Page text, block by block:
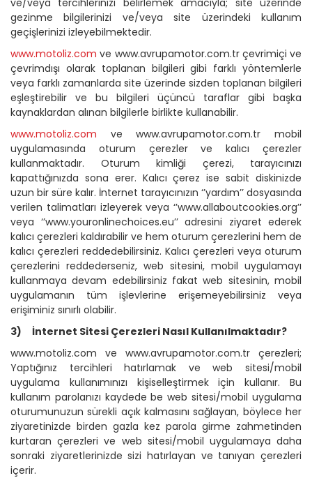
ve/veya tercihlerinizi belirlemek amacıyla; site üzerinde
gezinme bilgilerinizi ve/veya site üzerindeki kullanım
geçişlerinizi izleyebilmektedir.
www.motoliz.com ve www.avrupamotor.com.tr çevrimiçi ve
çevrimdışı olarak toplanan bilgileri gibi farklı yöntemlerle
veya farklı zamanlarda site üzerinde sizden toplanan bilgileri
eşleştirebilir ve bu bilgileri üçüncü taraflar gibi başka
kaynaklardan alınan bilgilerle birlikte kullanabilir.
www.motoliz.com ve www.avrupamotor.com.tr mobil
uygulamasında oturum çerezler ve kalıcı çerezler
kullanmaktadır. Oturum kimliği çerezi, tarayıcınızı
kapattığınızda sona erer. Kalıcı çerez ise sabit diskinizde
uzun bir süre kalır. İnternet tarayıcınızın ‘’yardım’’ dosyasında
verilen talimatları izleyerek veya ‘’www.allaboutcookies.org’’
veya ‘’www.youronlinechoices.eu’’ adresini ziyaret ederek
kalıcı çerezleri kaldırabilir ve hem oturum çerezlerini hem de
kalıcı çerezleri reddedebilirsiniz. Kalıcı çerezleri veya oturum
çerezlerini reddederseniz, web sitesini, mobil uygulamayı
kullanmaya devam edebilirsiniz fakat web sitesinin, mobil
uygulamanın tüm işlevlerine erişemeyebilirsiniz veya
erişiminiz sınırlı olabilir.
3)
İnternet Sitesi Çerezleri Nasıl Kullanılmaktadır?
www.motoliz.com ve www.avrupamotor.com.tr çerezleri;
Yaptığınız tercihleri hatırlamak ve web sitesi/mobil
uygulama kullanımınızı kişiselleştirmek için kullanır. Bu
kullanım parolanızı kaydede be web sitesi/mobil uygulama
oturumunuzun sürekli açık kalmasını sağlayan, böylece her
ziyaretinizde birden gazla kez parola girme zahmetinden
kurtaran çerezleri ve web sitesi/mobil uygulamaya daha
sonraki ziyaretlerinizde sizi hatırlayan ve tanıyan çerezleri
içerir.